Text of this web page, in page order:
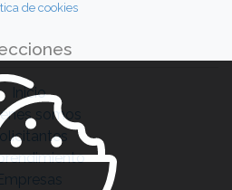
de cookies
Inicio
somos